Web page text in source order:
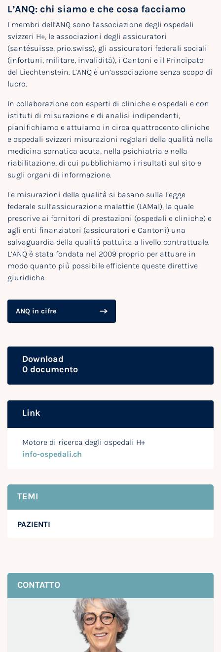
TEMI
PAZIENTI
CONTATTO
L’ANQ: chi siamo e che cosa facciamo
I membri dell’ANQ sono l’associazione degli ospedali
svizzeri H+, le associazioni degli assicuratori
(santésuisse, prio.swiss), gli assicuratori federali sociali
(infortuni, militare, invalidità), i Cantoni e il Principato
del Liechtenstein. L’ANQ è un’associazione senza scopo di
lucro.
In collaborazione con esperti di cliniche e ospedali e con
istituti di misurazione e di analisi indipendenti,
pianifichiamo e attuiamo in circa quattrocento cliniche
e ospedali svizzeri misurazioni regolari della qualità nella
medicina somatica acuta, nella psichiatria e nella
riabilitazione, di cui pubblichiamo i risultati sul sito e
sugli organi di informazione.
Le misurazioni della qualità si basano sulla Legge
federale sull’assicurazione malattie (LAMal), la quale
prescrive ai fornitori di prestazioni (ospedali e cliniche) e
agli enti finanziatori (assicuratori e Cantoni) una
salvaguardia della qualità pattuita a livello contrattuale.
L’ANQ è stata fondata nel 2009 proprio per attuare in
modo quanto più possibile efficiente queste direttive
giuridiche.
ANQ in cifre
Download
0 documento
Link
Motore di ricerca degli ospedali H+
info-ospedali.ch